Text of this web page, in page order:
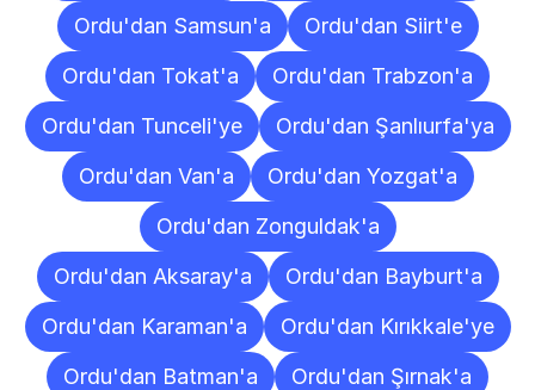
Ordu'dan Samsun'a
Ordu'dan Siirt'e
Ordu'dan Tokat'a
Ordu'dan Trabzon'a
Ordu'dan Tunceli'ye
Ordu'dan Şanlıurfa'ya
Ordu'dan Van'a
Ordu'dan Yozgat'a
Ordu'dan Zonguldak'a
Ordu'dan Aksaray'a
Ordu'dan Bayburt'a
Ordu'dan Karaman'a
Ordu'dan Kırıkkale'ye
Ordu'dan Batman'a
Ordu'dan Şırnak'a